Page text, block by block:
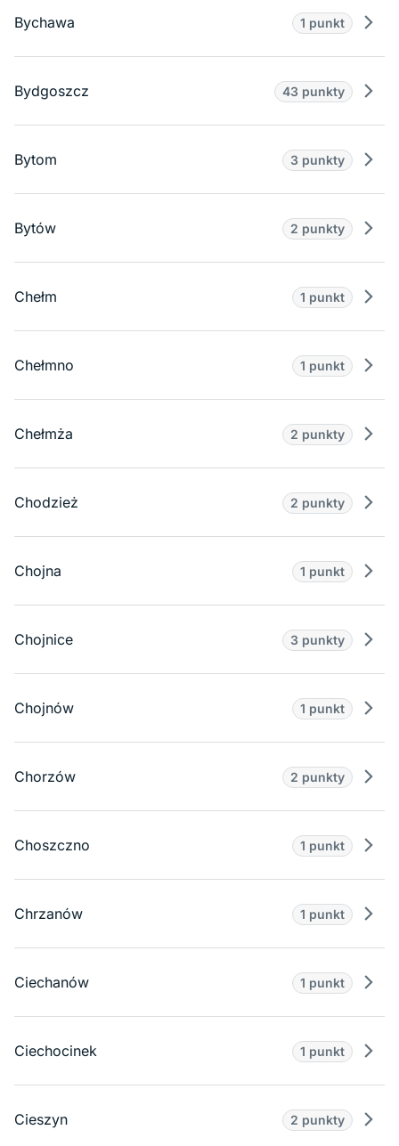
Bychawa 1 punkt
Bydgoszcz 43 punkty
Bytom 3 punkty
Bytów 2 punkty
Chełm 1 punkt
Chełmno 1 punkt
Chełmża 2 punkty
Chodzież 2 punkty
Chojna 1 punkt
Chojnice 3 punkty
Chojnów 1 punkt
Chorzów 2 punkty
Choszczno 1 punkt
Chrzanów 1 punkt
Ciechanów 1 punkt
Ciechocinek 1 punkt
Cieszyn 2 punkty